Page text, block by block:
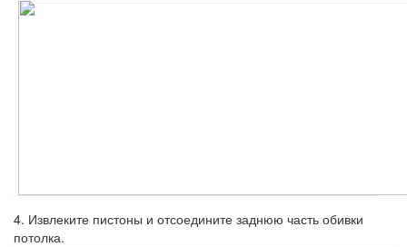
4. Извлеките пистоны и отсоедините за­днюю часть обивки
потолка.